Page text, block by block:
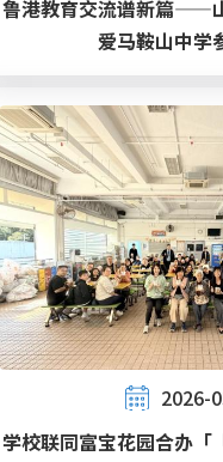
鲁港教育交流谱新篇——
爱马鞍山中学
2026-
学校联同富宝花园合办「